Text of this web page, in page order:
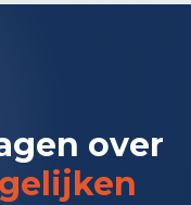
over